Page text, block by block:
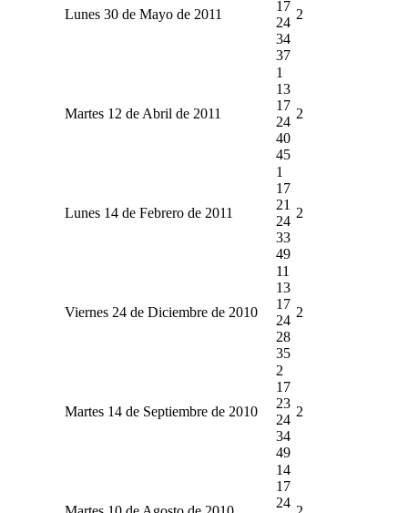
Lunes 30 de Mayo de 2011
17
24
34
37
2
Martes 12 de Abril de 2011
1
13
17
24
40
45
2
Lunes 14 de Febrero de 2011
1
17
21
24
33
49
2
Viernes 24 de Diciembre de 2010
11
13
17
24
28
35
2
Martes 14 de Septiembre de 2010
2
17
23
24
34
49
2
14
17
24